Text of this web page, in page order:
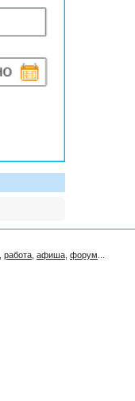
работа афиша форум